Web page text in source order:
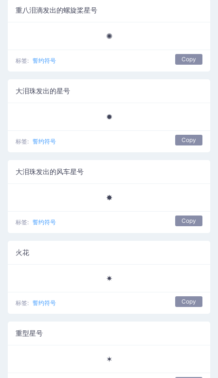
重八泪滴发出的螺旋桨星号
✺
标签: 誓约符号 Copy
大泪珠发出的星号
✹
标签: 誓约符号 Copy
大泪珠发出的风车星号
✸
标签: 誓约符号 Copy
火花
✷
标签: 誓约符号 Copy
重型星号
✶